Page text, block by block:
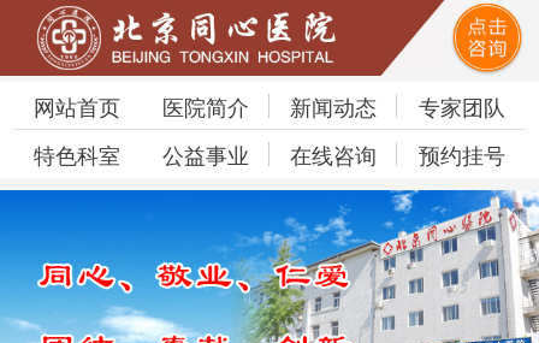
网站首页 医院简介 新闻动态
专家团队
特色科室
公益事业 在线咨询 预约挂号